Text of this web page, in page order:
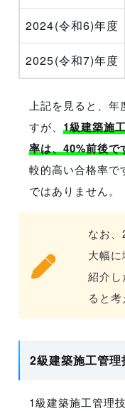
2024(令和6)年度
2025(令和7)年度
上記を見ると、年
すが、1級建築施
率は、40%前後で
較的高い合格率で
ではありません。
なお
大幅
紹介
ると考
2級建築施工管
1級建築施工管理